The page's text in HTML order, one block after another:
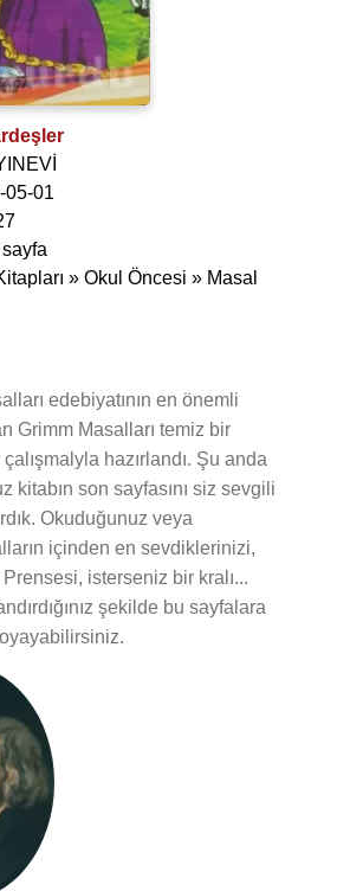
05-01
sayfa
» Okul Öncesi » Masal
edebiyatının en önemli
Grimm Masalları temiz bir
hazırlandı. Şu anda
kitabın son sayfasını siz sevgili
Okuduğunuz veya
içinden en sevdiklerinizi,
isterseniz bir kralı...
şekilde bu sayfalara